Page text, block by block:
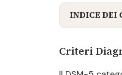
INDICE DEI
Sostanze
Impatti
Criteri